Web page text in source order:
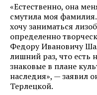
«Естественно, она
смутила моя
хочу заниматься
определенно
Федору Ивановичу
лишний раз, что есть
знаковые в плане
наследия», — заявил
Терлецкой.